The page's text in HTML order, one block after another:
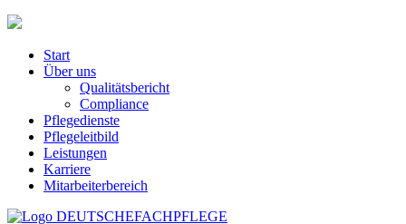
Start
Über uns
Qualitätsbericht
Compliance
Pflegedienste
Pflegeleitbild
Leistungen
Karriere
Mitarbeiterbereich